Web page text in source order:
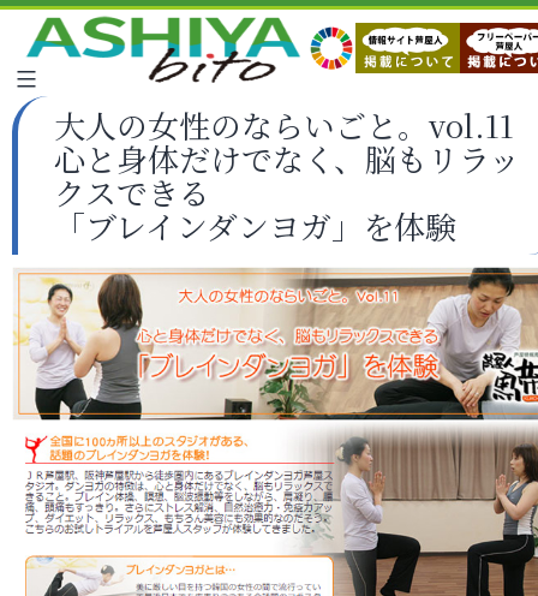
大人の女性のならいごと。vol.11
心と身体だけでなく、脳もリラッ
クスできる
「ブレインダンヨガ」を体験